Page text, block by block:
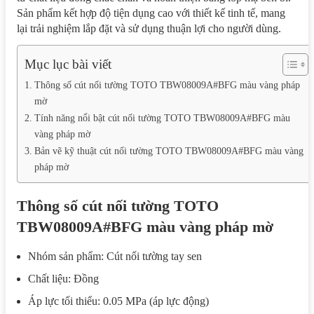
Sản phẩm kết hợp độ tiện dụng cao với thiết kế tinh tế, mang
lại trải nghiệm lắp đặt và sử dụng thuận lợi cho người dùng.
Mục lục bài viết
Thông số cút nối tường TOTO TBW08009A#BFG màu vàng pháp
mờ
Tính năng nổi bật cút nối tường TOTO TBW08009A#BFG màu
vàng pháp mờ
Bản vẽ kỹ thuật cút nối tường TOTO TBW08009A#BFG màu vàng
pháp mờ
Thông số cút nối tường TOTO
TBW08009A#BFG màu vàng pháp mờ
Nhóm sản phẩm: Cút nối tường tay sen
Chất liệu: Đồng
Áp lực tối thiểu: 0.05 MPa (áp lực động)